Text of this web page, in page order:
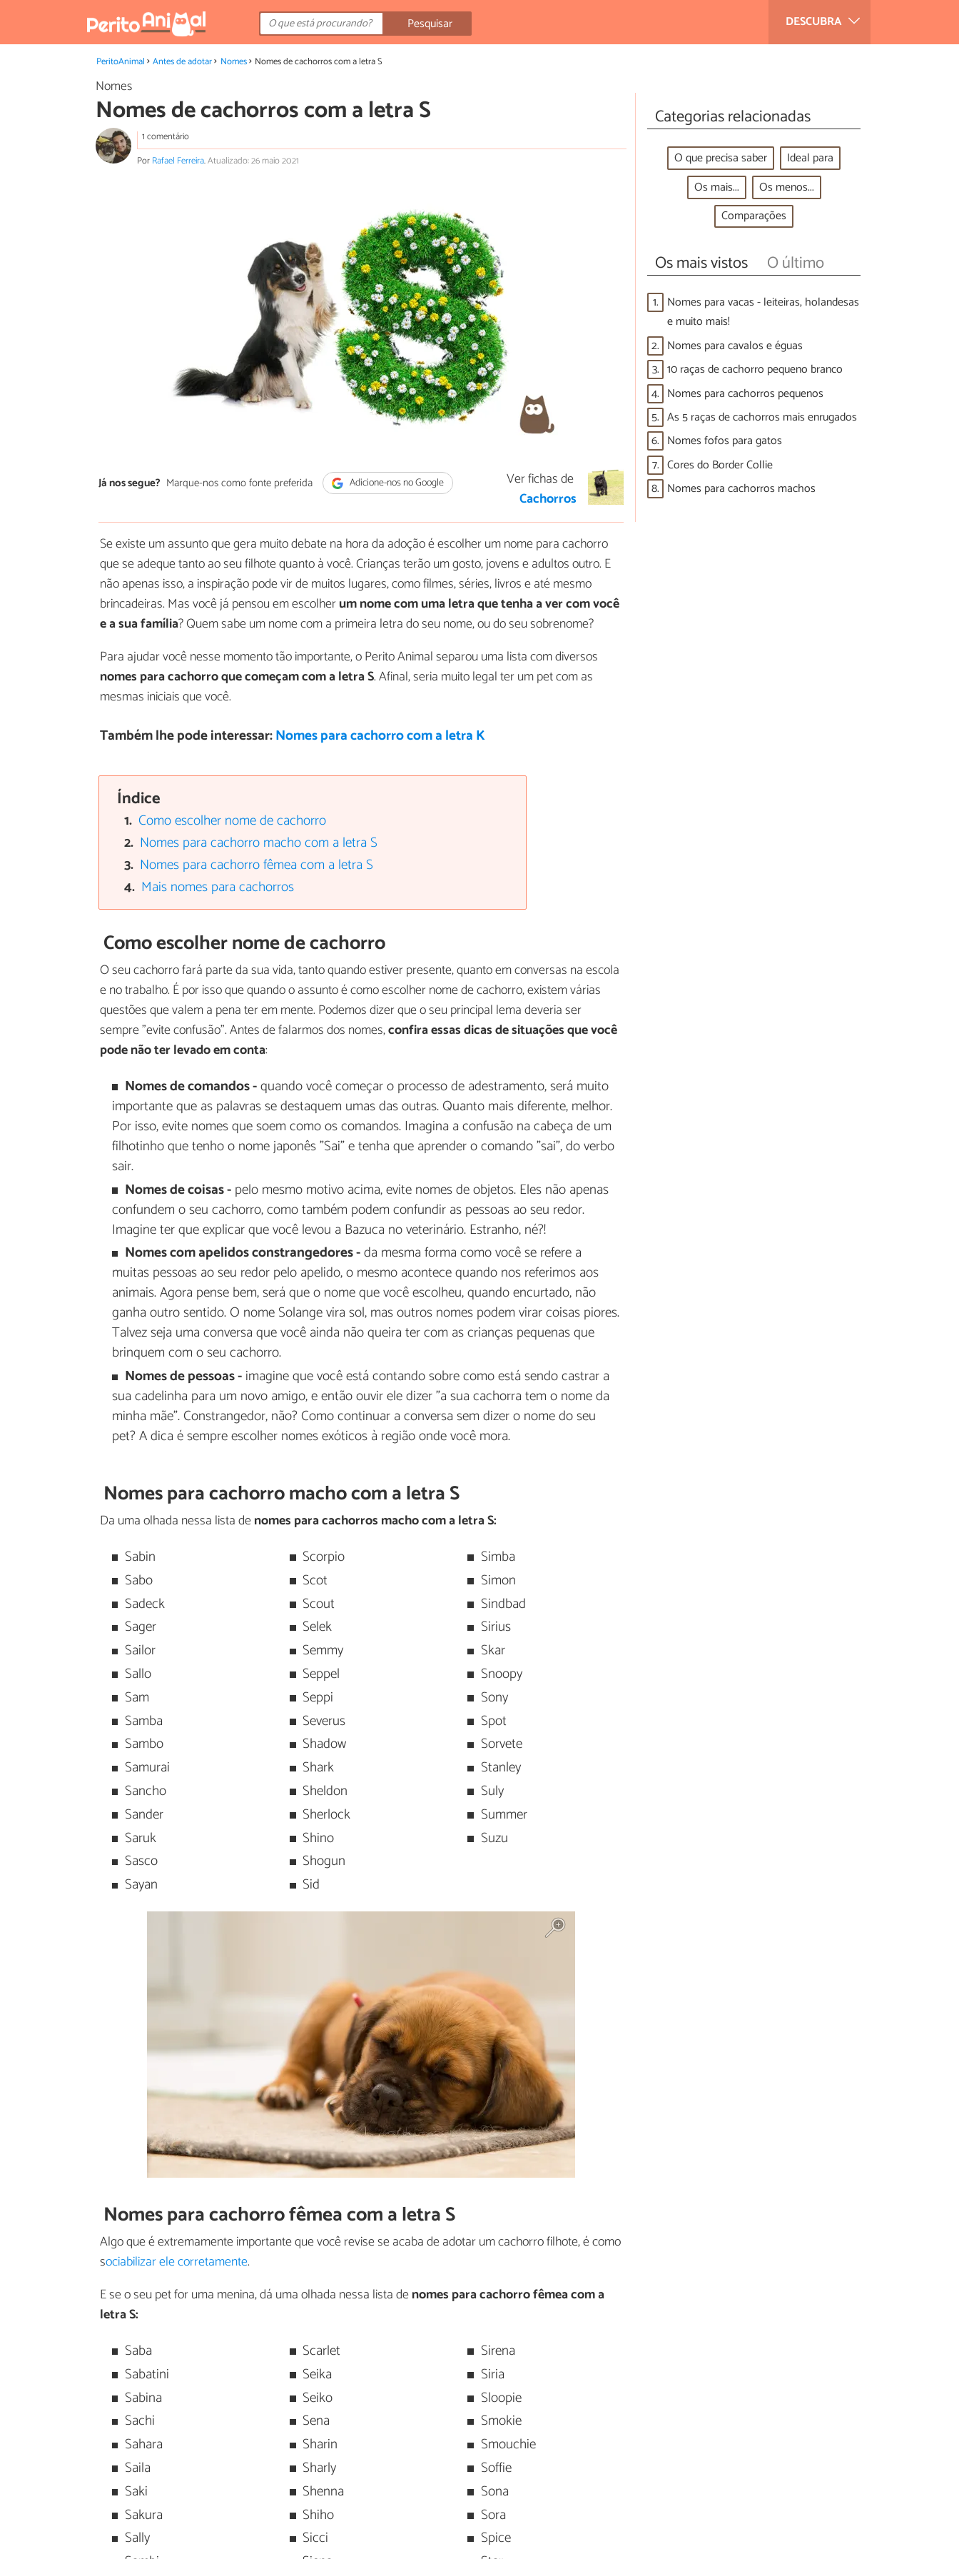
DESCUBRA
Pesquisar
PeritoAnimal Antes de adotar Nomes Nomes de cachorros com a letra S
Nomes
Nomes de cachorros com a letra S
1 comentário
PorRafael Ferreira.Atualizado: 26 maio 2021
Já nos segue? Marque-nos como fonte preferida Adicione-nos no Google
Ver fichas de
Cachorros
Se existe um assunto que gera muito debate na hora da adoção é escolher um nome para cachorro
que se adeque tanto ao seu filhote quanto à você. Crianças terão um gosto, jovens e adultos outro. E
não apenas isso, a inspiração pode vir de muitos lugares, como filmes, séries, livros e até mesmo
brincadeiras. Mas você já pensou em escolherum nome com uma letra que tenha a ver com você
e a sua família? Quem sabe um nome com a primeira letra do seu nome, ou do seu sobrenome?
Para ajudar você nesse momento tão importante, o Perito Animal separou uma lista com diversos
nomes para cachorro que começam com a letra S. Afinal, seria muito legal ter um pet com as
mesmas iniciais que você.
Também lhe pode interessar:Nomes para cachorro com a letra K
Índice
Como escolher nome de cachorro
Nomes para cachorro macho com a letra S
Nomes para cachorro fêmea com a letra S
Mais nomes para cachorros
Como escolher nome de cachorro
O seu cachorro fará parte da sua vida, tanto quando estiver presente, quanto em conversas na escola
e no trabalho. É por isso que quando o assunto é como escolher nome de cachorro, existem várias
questões que valem a pena ter em mente. Podemos dizer que o seu principal lema deveria ser
sempre "evite confusão". Antes de falarmos dos nomes,confira essas dicas de situações que você
pode não ter levado em conta:
Nomes de comandos -quando você começar o processo de adestramento, será muito
importante que as palavras se destaquem umas das outras. Quanto mais diferente, melhor.
Por isso, evite nomes que soem como os comandos. Imagina a confusão na cabeça de um
filhotinho que tenho o nome japonês "Sai" e tenha que aprender o comando "sai", do verbo
sair.
Nomes de coisas -pelo mesmo motivo acima, evite nomes de objetos. Eles não apenas
confundem o seu cachorro, como também podem confundir as pessoas ao seu redor.
Imagine ter que explicar que você levou a Bazuca no veterinário. Estranho, né?!
Nomes com apelidos constrangedores -da mesma forma como você se refere a
muitas pessoas ao seu redor pelo apelido, o mesmo acontece quando nos referimos aos
animais. Agora pense bem, será que o nome que você escolheu, quando encurtado, não
ganha outro sentido. O nome Solange vira sol, mas outros nomes podem virar coisas piores.
Talvez seja uma conversa que você ainda não queira ter com as crianças pequenas que
brinquem com o seu cachorro.
Nomes de pessoas -imagine que você está contando sobre como está sendo castrar a
sua cadelinha para um novo amigo, e então ouvir ele dizer "a sua cachorra tem o nome da
minha mãe". Constrangedor, não? Como continuar a conversa sem dizer o nome do seu
pet? A dica é sempre escolher nomes exóticos à região onde você mora.
Nomes para cachorro macho com a letra S
Da uma olhada nessa lista denomes para cachorros macho com a letra S:
Sabin
Sabo
Sadeck
Sager
Sailor
Sallo
Sam
Samba
Sambo
Samurai
Sancho
Sander
Saruk
Sasco
Sayan
Scorpio
Scot
Scout
Selek
Semmy
Seppel
Seppi
Severus
Shadow
Shark
Sheldon
Sherlock
Shino
Shogun
Sid
Simba
Simon
Sindbad
Sirius
Skar
Snoopy
Sony
Spot
Sorvete
Stanley
Suly
Summer
Suzu
Nomes para cachorro fêmea com a letra S
Algo que é extremamente importante que você revise se acaba de adotar um cachorro filhote, é como
sociabilizar ele corretamente.
E se o seu pet for uma menina, dá uma olhada nessa lista denomes para cachorro fêmea com a
letra S:
Saba
Sabatini
Sabina
Sachi
Sahara
Saila
Saki
Sakura
Sally
Scarlet
Seika
Seiko
Sena
Sharin
Sharly
Shenna
Shiho
Sicci
Sirena
Siria
Sloopie
Smokie
Smouchie
Soffie
Sona
Sora
Spice
Categorias relacionadas
O que precisa saber
Ideal para
Os mais...
Os menos...
Comparações
Os mais vistos O último
1. Nomes para vacas - leiteiras, holandesas
e muito mais!
2. Nomes para cavalos e éguas
3. 10 raças de cachorro pequeno branco
4. Nomes para cachorros pequenos
5. As 5 raças de cachorros mais enrugados
6. Nomes fofos para gatos
7. Cores do Border Collie
8. Nomes para cachorros machos